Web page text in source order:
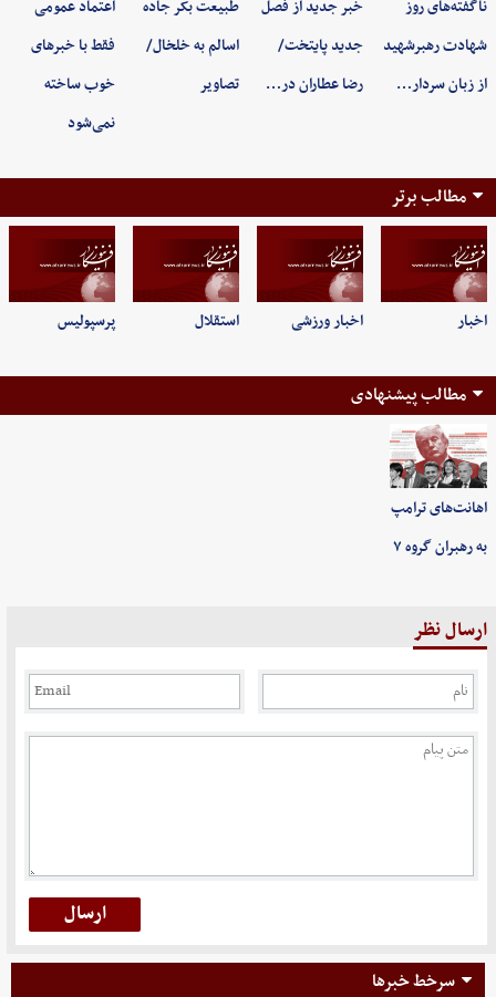
ناگفته‌های روز
شهادت رهبرشهید
از زبان سردار…
خبر جدید از فصل
جدید پایتخت/
رضا عطاران در…
طبیعت بکر جاده
اسالم به خلخال/
تصاویر
اعتماد عمومی
فقط با خبرهای
خوب ساخته
نمی‌شود
مطالب برتر
اخبار اخبار ورزشی استقلال پرسپولیس
مطالب پیشنهادی
اهانت‌های ترامپ
به رهبران گروه ۷
ارسال نظر
سرخط خبرها